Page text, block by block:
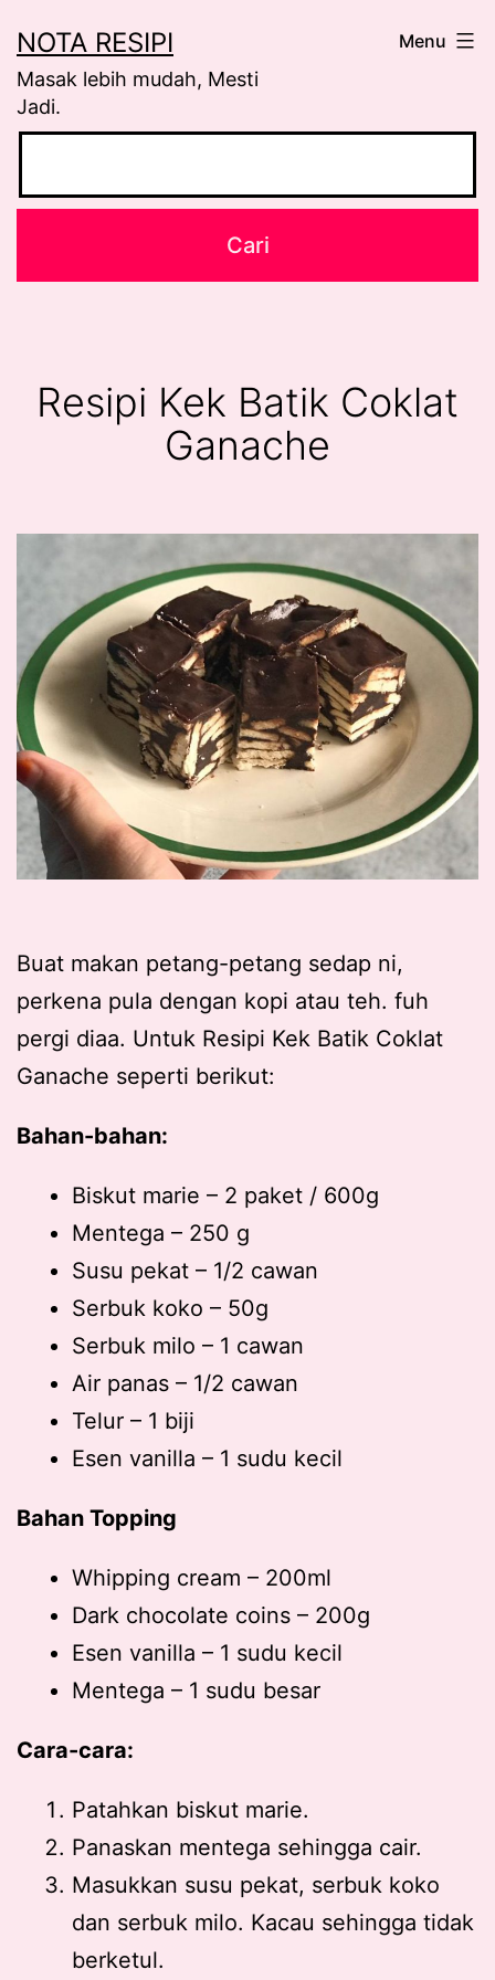
to
content
NOTA RESIPI
Masak lebih mudah, Mesti
Jadi.
Menu
Resipi Kek Batik Coklat
Ganache
Buat makan petang-petang sedap ni,
perkena pula dengan kopi atau teh. fuh
pergi diaa. Untuk Resipi Kek Batik Coklat
Ganache seperti berikut:
Bahan-bahan:
Biskut marie – 2 paket / 600g
Mentega – 250 g
Susu pekat – 1/2 cawan
Serbuk koko – 50g
Serbuk milo – 1 cawan
Air panas – 1/2 cawan
Telur – 1 biji
Esen vanilla – 1 sudu kecil
Bahan Topping
Whipping cream – 200ml
Dark chocolate coins – 200g
Esen vanilla – 1 sudu kecil
Mentega – 1 sudu besar
Cara-cara:
Patahkan biskut marie.
Panaskan mentega sehingga cair.
Masukkan susu pekat, serbuk koko
dan serbuk milo. Kacau sehingga tidak
berketul.